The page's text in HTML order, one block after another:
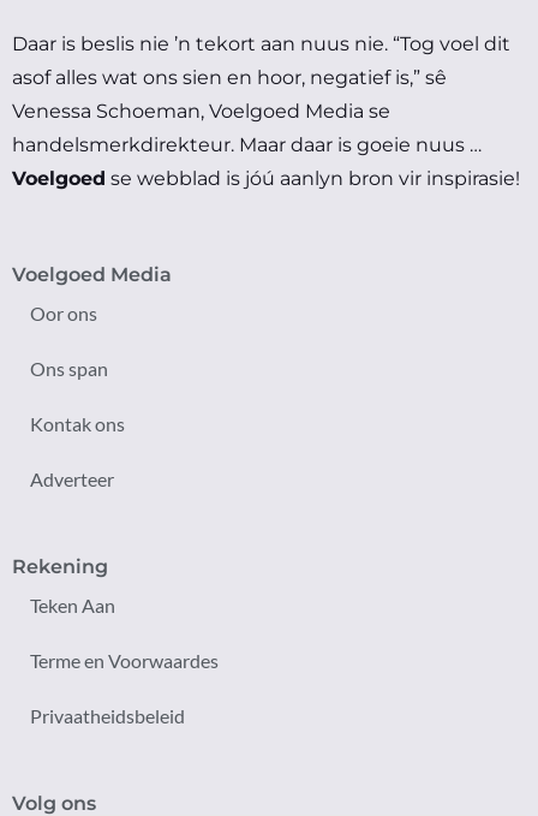
Daar is beslis nie ’n tekort aan nuus nie. “Tog voel dit
asof alles wat ons sien en hoor, negatief is,” sê
Venessa Schoeman, Voelgoed Media se
handelsmerkdirekteur. Maar daar is goeie nuus …
Voelgoed se webblad is jóú aanlyn bron vir inspirasie!
Voelgoed Media
Oor ons
Ons span
Kontak ons
Adverteer
Rekening
Teken Aan
Terme en Voorwaardes
Privaatheidsbeleid
Volg ons